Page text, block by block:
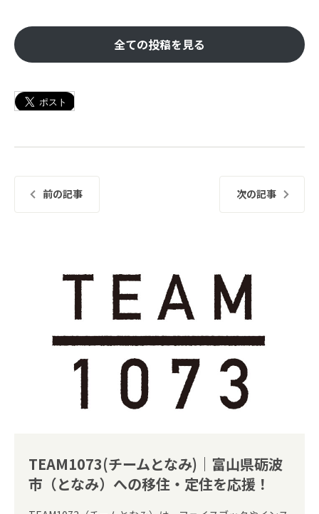
全ての投稿を見る
前の記事 次の記事
TEAM1073(チームとなみ)｜富山県砺波
市（となみ）への移住・定住を応援！